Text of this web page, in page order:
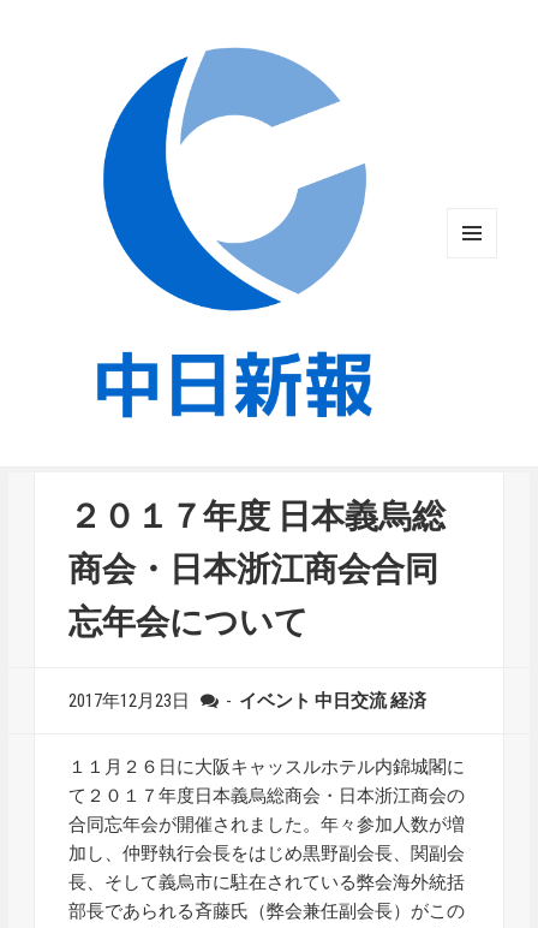
​２０１７年度 日本義烏総
商会・日本浙江商会合同
忘年会について
2017年12月23日 - イベント 中日交流経済
１１月２６日に大阪キャッスルホテル内錦城閣に
て２０１７年度日本義烏総商会・日本浙江商会の
合同忘年会が開催されました。年々参加人数が増
加し、仲野執行会長をはじめ黒野副会長、関副会
長、そして義烏市に駐在されている弊会海外統括
部長であられる斉藤氏（弊会兼任副会長）がこの